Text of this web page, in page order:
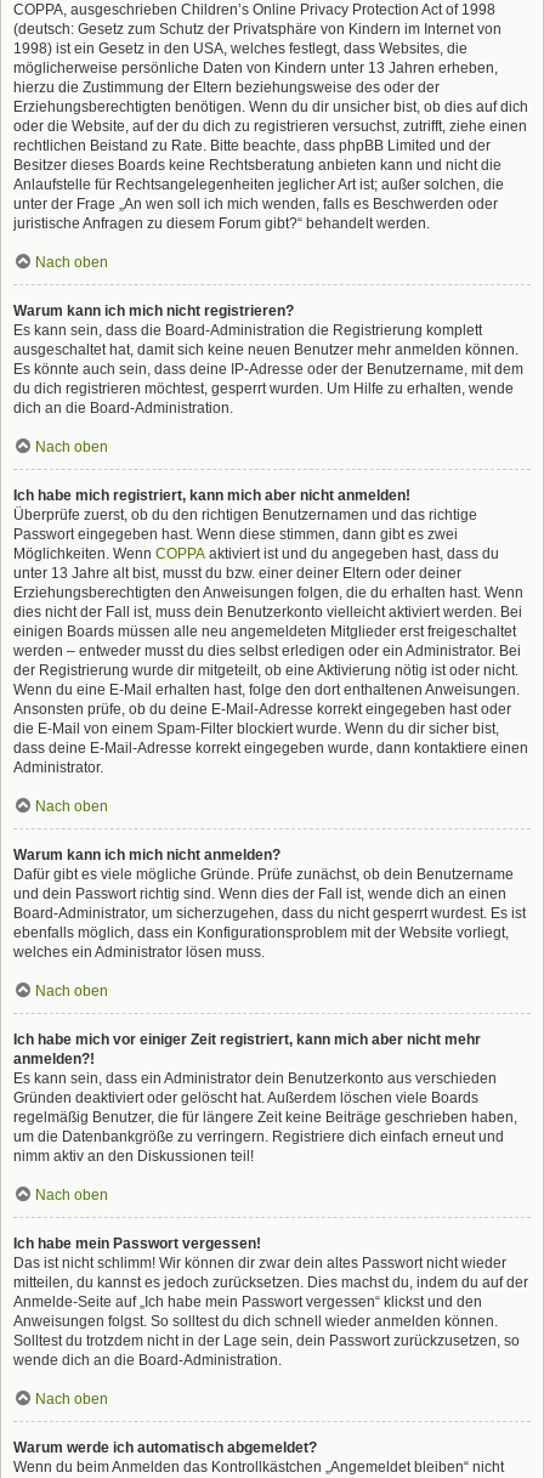
COPPA, ausgeschrieben Children’s Online Privacy Protection Act of 1998
(deutsch: Gesetz zum Schutz der Privatsphäre von Kindern im Internet von
1998) ist ein Gesetz in den USA, welches festlegt, dass Websites, die
möglicherweise persönliche Daten von Kindern unter 13 Jahren erheben,
hierzu die Zustimmung der Eltern beziehungsweise des oder der
Erziehungsberechtigten benötigen. Wenn du dir unsicher bist, ob dies auf dich
oder die Website, auf der du dich zu registrieren versuchst, zutrifft, ziehe einen
rechtlichen Beistand zu Rate. Bitte beachte, dass phpBB Limited und der
Besitzer dieses Boards keine Rechtsberatung anbieten kann und nicht die
Anlaufstelle für Rechtsangelegenheiten jeglicher Art ist; außer solchen, die
unter der Frage „An wen soll ich mich wenden, falls es Beschwerden oder
juristische Anfragen zu diesem Forum gibt?“ behandelt werden.
Nach oben
Warum kann ich mich nicht registrieren?
Es kann sein, dass die Board-Administration die Registrierung komplett
ausgeschaltet hat, damit sich keine neuen Benutzer mehr anmelden können.
Es könnte auch sein, dass deine IP-Adresse oder der Benutzername, mit dem
du dich registrieren möchtest, gesperrt wurden. Um Hilfe zu erhalten, wende
dich an die Board-Administration.
Nach oben
Ich habe mich registriert, kann mich aber nicht anmelden!
Überprüfe zuerst, ob du den richtigen Benutzernamen und das richtige
Passwort eingegeben hast. Wenn diese stimmen, dann gibt es zwei
Möglichkeiten. Wenn COPPA aktiviert ist und du angegeben hast, dass du
unter 13 Jahre alt bist, musst du bzw. einer deiner Eltern oder deiner
Erziehungsberechtigten den Anweisungen folgen, die du erhalten hast. Wenn
dies nicht der Fall ist, muss dein Benutzerkonto vielleicht aktiviert werden. Bei
einigen Boards müssen alle neu angemeldeten Mitglieder erst freigeschaltet
werden – entweder musst du dies selbst erledigen oder ein Administrator. Bei
der Registrierung wurde dir mitgeteilt, ob eine Aktivierung nötig ist oder nicht.
Wenn du eine E-Mail erhalten hast, folge den dort enthaltenen Anweisungen.
Ansonsten prüfe, ob du deine E-Mail-Adresse korrekt eingegeben hast oder
die E-Mail von einem Spam-Filter blockiert wurde. Wenn du dir sicher bist,
dass deine E-Mail-Adresse korrekt eingegeben wurde, dann kontaktiere einen
Administrator.
Nach oben
Warum kann ich mich nicht anmelden?
Dafür gibt es viele mögliche Gründe. Prüfe zunächst, ob dein Benutzername
und dein Passwort richtig sind. Wenn dies der Fall ist, wende dich an einen
Board-Administrator, um sicherzugehen, dass du nicht gesperrt wurdest. Es ist
ebenfalls möglich, dass ein Konfigurationsproblem mit der Website vorliegt,
welches ein Administrator lösen muss.
Nach oben
Ich habe mich vor einiger Zeit registriert, kann mich aber nicht mehr
anmelden?!
Es kann sein, dass ein Administrator dein Benutzerkonto aus verschieden
Gründen deaktiviert oder gelöscht hat. Außerdem löschen viele Boards
regelmäßig Benutzer, die für längere Zeit keine Beiträge geschrieben haben,
um die Datenbankgröße zu verringern. Registriere dich einfach erneut und
nimm aktiv an den Diskussionen teil!
Nach oben
Ich habe mein Passwort vergessen!
Das ist nicht schlimm! Wir können dir zwar dein altes Passwort nicht wieder
mitteilen, du kannst es jedoch zurücksetzen. Dies machst du, indem du auf der
Anmelde-Seite auf „Ich habe mein Passwort vergessen“ klickst und den
Anweisungen folgst. So solltest du dich schnell wieder anmelden können.
Solltest du trotzdem nicht in der Lage sein, dein Passwort zurückzusetzen, so
wende dich an die Board-Administration.
Nach oben
Warum werde ich automatisch abgemeldet?
Wenn du beim Anmelden das Kontrollkästchen „Angemeldet bleiben“ nicht